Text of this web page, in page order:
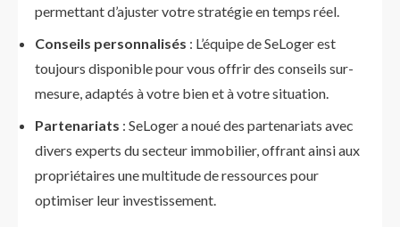
permettant d’ajuster votre stratégie en temps réel.
Conseils personnalisés : L’équipe de SeLoger est
toujours disponible pour vous offrir des conseils sur-
mesure, adaptés à votre bien et à votre situation.
Partenariats : SeLoger a noué des partenariats avec
divers experts du secteur immobilier, offrant ainsi aux
propriétaires une multitude de ressources pour
optimiser leur investissement.